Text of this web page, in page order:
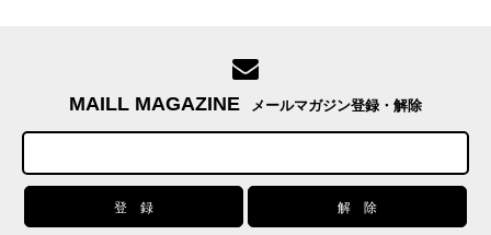
MAILL MAGAZINE メールマガジン登録・解除